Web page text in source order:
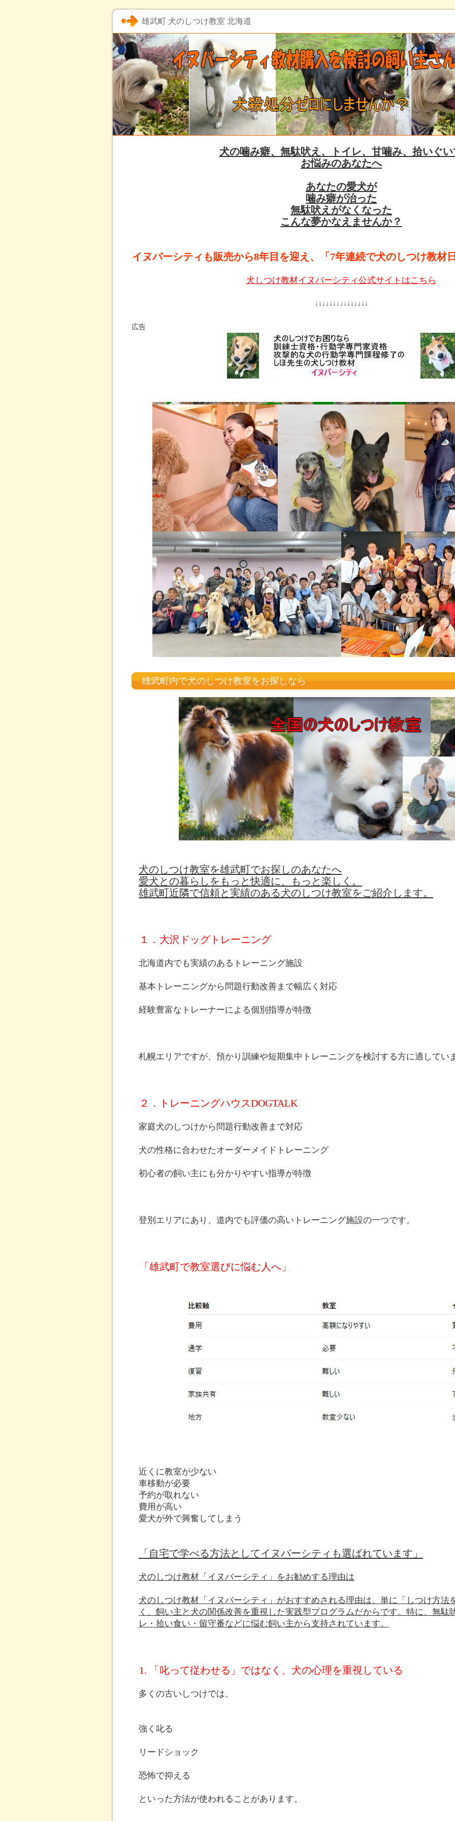
雄武町 犬のしつけ教室 北海道
犬の噛み癖、無駄吠え、トイレ、甘噛み、拾いぐい
お悩みのあなたへ
あなたの愛犬が
噛み癖が治った
無駄吠えがなくなった
こんな夢かなえませんか？
イヌバーシティも販売から8年目を迎え、「7年連続で犬のしつけ教材
犬しつけ教材イヌバーシティ公式サイトはこちら
↓↓↓↓↓↓↓↓↓↓↓↓↓↓↓
広告
雄武町内で犬のしつけ教室をお探しなら
犬のしつけ教室を雄武町でお探しのあなたへ
愛犬との暮らしをもっと快適に、もっと楽しく。
雄武町近隣で信頼と実績のある犬のしつけ教室をご紹介します。
１．大沢ドッグトレーニング
北海道内でも実績のあるトレーニング施設
基本トレーニングから問題行動改善まで幅広く対応
経験豊富なトレーナーによる個別指導が特徴
札幌エリアですが、預かり訓練や短期集中トレーニングを検討する方に適してい
２．トレーニングハウスDOGTALK
家庭犬のしつけから問題行動改善まで対応
犬の性格に合わせたオーダーメイドトレーニング
初心者の飼い主にも分かりやすい指導が特徴
登別エリアにあり、道内でも評価の高いトレーニング施設の一つです。
「雄武町で教室選びに悩む人へ」
近くに教室が少ない
車移動が必要
予約が取れない
費用が高い
愛犬が外で興奮してしまう
「自宅で学べる方法としてイヌバーシティも選ばれています」
犬のしつけ教材「イヌバーシティ」をお勧めする理由は
犬のしつけ教材「イヌバーシティ」がおすすめされる理由は、単に「しつけ方法
く、飼い主と犬の関係改善を重視した実践型プログラムだからです。特に、無駄
レ・拾い食い・留守番などに悩む飼い主から支持されています。
1. 「叱って従わせる」ではなく、犬の心理を重視している
多くの古いしつけでは、
強く叱る
リードショック
恐怖で抑える
といった方法が使われることがあります。